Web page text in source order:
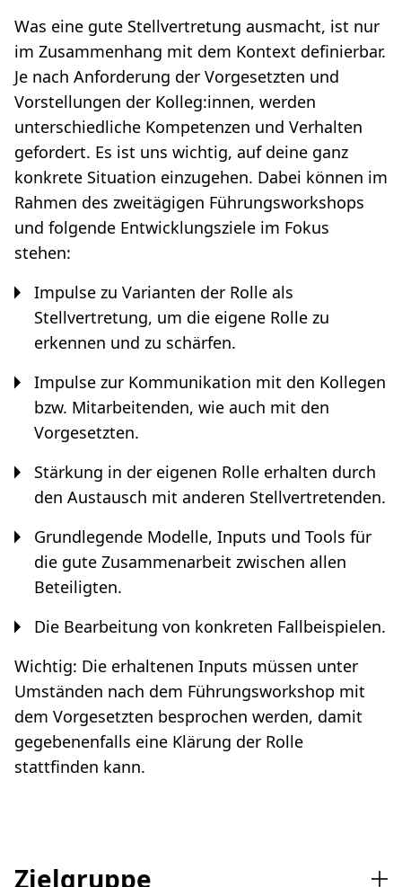
Was eine gute Stellvertretung ausmacht, ist nur
im Zusammenhang mit dem Kontext definierbar.
Je nach Anforderung der Vorgesetzten und
Vorstellungen der Kolleg:innen, werden
unterschiedliche Kompetenzen und Verhalten
gefordert. Es ist uns wichtig, auf deine ganz
konkrete Situation einzugehen. Dabei können im
Rahmen des zweitägigen Führungsworkshops
und folgende Entwicklungsziele im Fokus
stehen:
Impulse zu Varianten der Rolle als
Stellvertretung, um die eigene Rolle zu
erkennen und zu schärfen.
Impulse zur Kommunikation mit den Kollegen
bzw. Mitarbeitenden, wie auch mit den
Vorgesetzten.
Stärkung in der eigenen Rolle erhalten durch
den Austausch mit anderen Stellvertretenden.
Grundlegende Modelle, Inputs und Tools für
die gute Zusammenarbeit zwischen allen
Beteiligten.
Die Bearbeitung von konkreten Fallbeispielen.
Wichtig: Die erhaltenen Inputs müssen unter
Umständen nach dem Führungsworkshop mit
dem Vorgesetzten besprochen werden, damit
gegebenenfalls eine Klärung der Rolle
stattfinden kann.
Zielgruppe